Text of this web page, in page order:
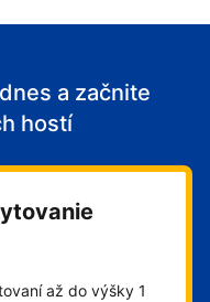
a začnite
hostí
až do výšky 1